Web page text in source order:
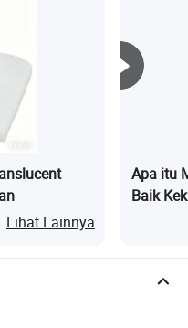
Lihat Lainnya
Apa itu
Baik